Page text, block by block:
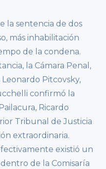
la sentencia de dos
más inhabilitación
de la condena.
la Cámara Penal,
Pitcovsky,
confirmó la
Ricardo
Tribunal de Justicia
extraordinaria.
existió un
de la Comisaría